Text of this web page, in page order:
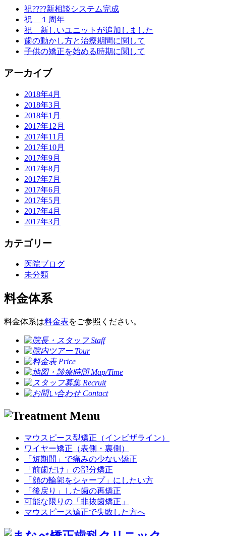
祝????新相談システム完成
祝 １周年
祝 新しいユニットが追加しました
歯の動かし方と治療期間に関して
子供の矯正を始める時期に関して
アーカイブ
2018年4月
2018年3月
2018年1月
2017年12月
2017年11月
2017年10月
2017年9月
2017年8月
2017年7月
2017年6月
2017年5月
2017年4月
2017年3月
カテゴリー
医院ブログ
未分類
料金体系
料金体系は料金表をご参照ください。
マウスピース型矯正（インビザライン）
ワイヤー矯正（表側・裏側）
「短期間」で痛みの少ない矯正
「前歯だけ」の部分矯正
「顔の輪郭をシャープ」にしたい方
「後戻り」した歯の再矯正
可能な限りの「非抜歯矯正」
マウスピース矯正で失敗した方へ